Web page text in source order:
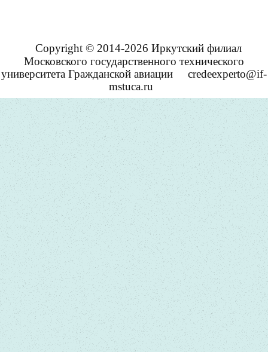
Copyright © 2014-2026 Иркутский филиал
Московского государственного технического
университета Гражданской авиации
credeexperto@if-
mstuca.ru